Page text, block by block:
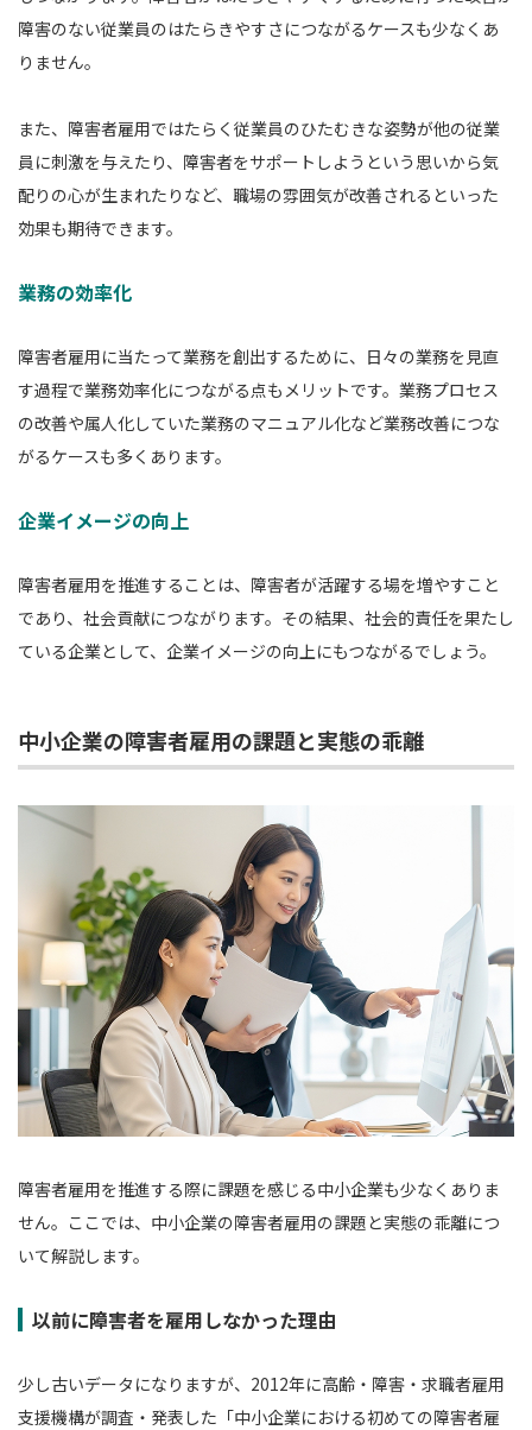
障害のない従業員のはたらきやすさにつながるケースも少なくあ
りません。
また、障害者雇用ではたらく従業員のひたむきな姿勢が他の従業
員に刺激を与えたり、障害者をサポートしようという思いから気
配りの心が生まれたりなど、職場の雰囲気が改善されるといった
効果も期待できます。
業務の効率化
障害者雇用に当たって業務を創出するために、日々の業務を見直
す過程で業務効率化につながる点もメリットです。業務プロセス
の改善や属人化していた業務のマニュアル化など業務改善につな
がるケースも多くあります。
企業イメージの向上
障害者雇用を推進することは、障害者が活躍する場を増やすこと
であり、社会貢献につながります。その結果、社会的責任を果たし
ている企業として、企業イメージの向上にもつながるでしょう。
中小企業の障害者雇用の課題と実態の乖離
障害者雇用を推進する際に課題を感じる中小企業も少なくありま
せん。ここでは、中小企業の障害者雇用の課題と実態の乖離につ
いて解説します。
以前に障害者を雇用しなかった理由
少し古いデータになりますが、2012年に高齢・障害・求職者雇用
支援機構が調査・発表した「中小企業における初めての障害者雇